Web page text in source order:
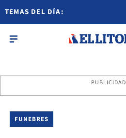
TEMAS DEL DÍA:
PUBLICIDAD
FUNEBRES